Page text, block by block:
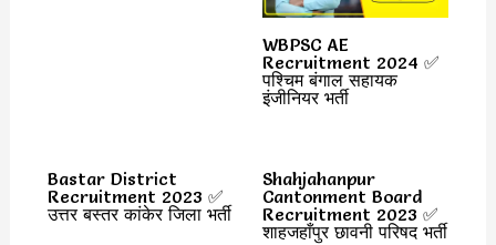
WBPSC AE
Recruitment 2024 ✅
पश्चिम बंगाल सहायक
इंजीनियर भर्ती
Bastar District
Recruitment 2023 ✅
उत्तर बस्तर कांकेर जिला भर्ती
Shahjahanpur
Cantonment Board
Recruitment 2023 ✅
शाहजहाँपुर छावनी परिषद भर्ती